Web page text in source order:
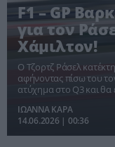
F1 – GP
για τον
Χάμιλτον!
Ο Τζορτζ Ράσελ
αφήνοντας πίσω του
ατύχημα στο Q3 και θα
ΙΩΑΝΝΑ ΚΑΡΑ
14.06.2026 | 00:36